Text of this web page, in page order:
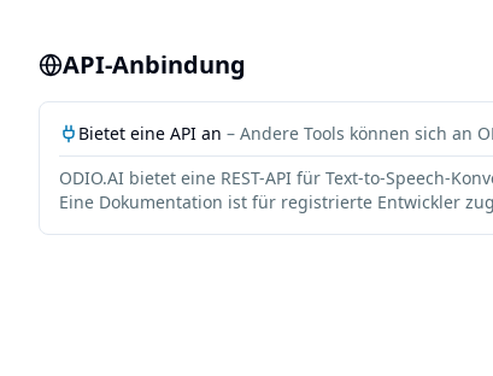
API-Anbindung
Bietet eine API an – Andere Tools können sich an
ODIO.AI bietet eine REST-API für Text-to-Speech-
Eine Dokumentation ist für registrierte Entwickler